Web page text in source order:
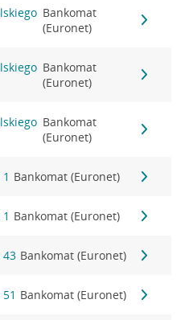
Bankomat
(Euronet)
Bankomat
(Euronet)
Bankomat
(Euronet)
Bankomat (Euronet)
Bankomat (Euronet)
43 Bankomat (Euronet)
Bankomat (Euronet)